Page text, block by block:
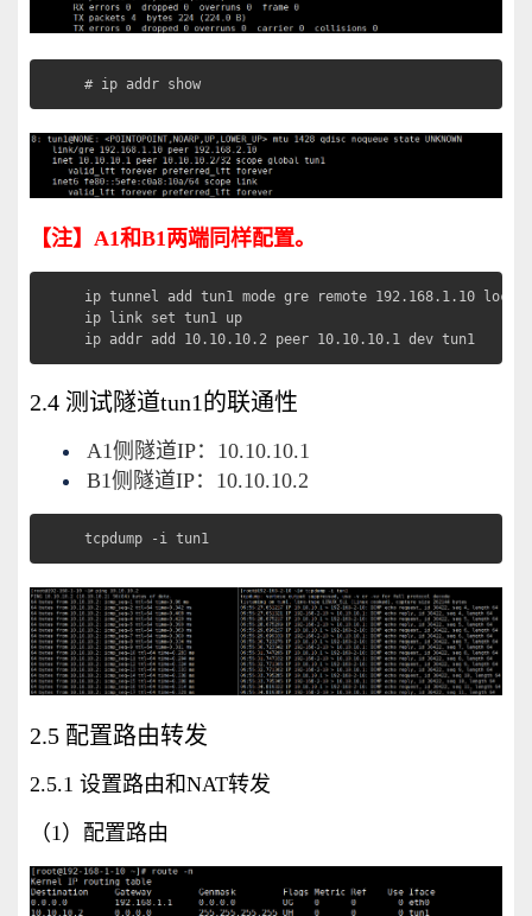
# ip addr show
【注】A1和B1 两端同样配置。
ip tunnel add tun1 mode gre remote 192.168.1.10
ip link set tun1 up
ip addr add 10.10.10.2 peer 10.10.10.1 dev tun1
2.4 测试隧道tun1的联通性
A1侧隧道IP：10.10.10.1
B1侧隧道IP：10.10.10.2
tcpdump -i tun1
2.5 配置路由转发
2.5.1 设置路由和NAT转发
（1）配置路由